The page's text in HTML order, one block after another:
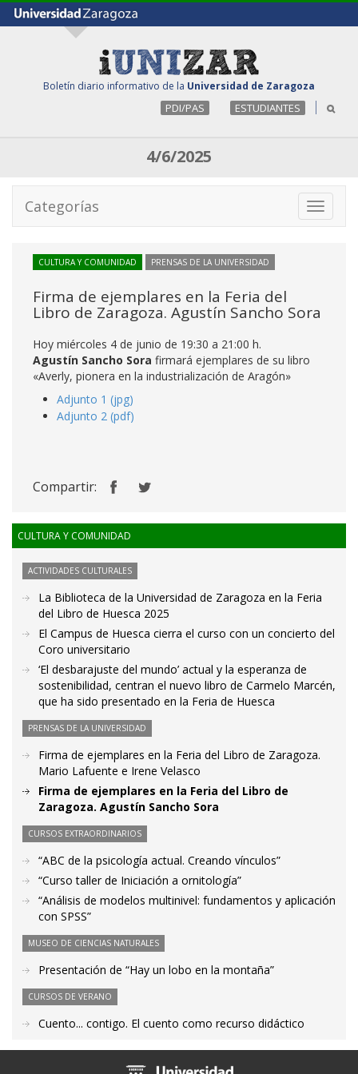
Boletín diario informativo de la Universidad de Zaragoza
PDI/PAS ESTUDIANTES
4/6/2025
Toggle
Categorías
CULTURA Y COMUNIDAD PRENSAS DE LA UNIVERSIDAD
Firma de ejemplares en la Feria del
Libro de Zaragoza. Agustín Sancho Sora
Hoy miércoles 4 de junio de 19:30 a 21:00 h.
Agustín Sancho Sora firmará ejemplares de su libro
«Averly, pionera en la industrialización de Aragón»
Adjunto 1 (jpg)
Adjunto 2 (pdf)
Compartir:
CULTURA Y COMUNIDAD
ACTIVIDADES CULTURALES
La Biblioteca de la Universidad de Zaragoza en la Feria
del Libro de Huesca 2025
El Campus de Huesca cierra el curso con un concierto del
Coro universitario
‘El desbarajuste del mundo’ actual y la esperanza de
sostenibilidad, centran el nuevo libro de Carmelo Marcén,
que ha sido presentado en la Feria de Huesca
PRENSAS DE LA UNIVERSIDAD
Firma de ejemplares en la Feria del Libro de Zaragoza.
Mario Lafuente e Irene Velasco
Firma de ejemplares en la Feria del Libro de
Zaragoza. Agustín Sancho Sora
CURSOS EXTRAORDINARIOS
“ABC de la psicología actual. Creando vínculos”
“Curso taller de Iniciación a ornitología”
“Análisis de modelos multinivel: fundamentos y aplicación
con SPSS”
MUSEO DE CIENCIAS NATURALES
Presentación de “Hay un lobo en la montaña”
CURSOS DE VERANO
Cuento... contigo. El cuento como recurso didáctico